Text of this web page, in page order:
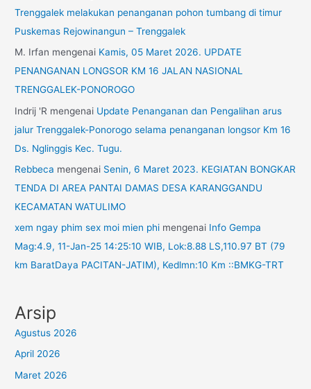
Trenggalek melakukan penanganan pohon tumbang di timur
Puskemas Rejowinangun – Trenggalek
M. Irfan mengenai Kamis, 05 Maret 2026. UPDATE
PENANGANAN LONGSOR KM 16 JALAN NASIONAL
TRENGGALEK-PONOROGO
Indrij 'R mengenai Update Penanganan dan Pengalihan arus
jalur Trenggalek-Ponorogo selama penanganan longsor Km 16
Ds. Nglinggis Kec. Tugu.
Rebbeca mengenai Senin, 6 Maret 2023. KEGIATAN BONGKAR
TENDA DI AREA PANTAI DAMAS DESA KARANGGANDU
KECAMATAN WATULIMO
xem ngay phim sex moi mien phi mengenai Info Gempa
Mag:4.9, 11-Jan-25 14:25:10 WIB, Lok:8.88 LS,110.97 BT (79
km BaratDaya PACITAN-JATIM), Kedlmn:10 Km ::BMKG-TRT
Arsip
Agustus 2026
April 2026
Maret 2026